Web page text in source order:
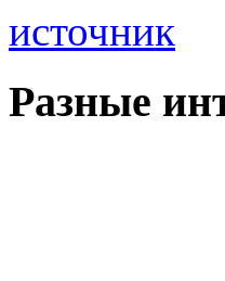
источник
Разные